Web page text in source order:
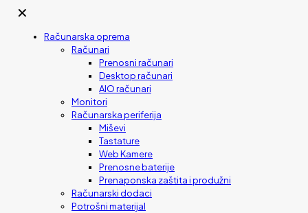
✕
Računarska oprema
Računari
Prenosni računari
Desktop računari
AIO računari
Monitori
Računarska periferija
Miševi
Tastature
Web Kamere
Prenosne baterije
Prenaponska zaštita i produžni
Računarski dodaci
Potrošni materijal